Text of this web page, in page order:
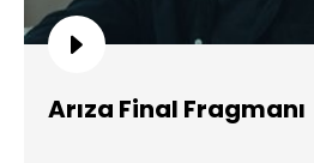
Arıza Final Fragmanı